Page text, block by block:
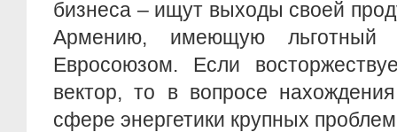
бизнеса – ищут выходы своей
Армению, имеющую льготный
Евросоюзом. Если
вектор, то в вопросе
сфере энергетики крупных